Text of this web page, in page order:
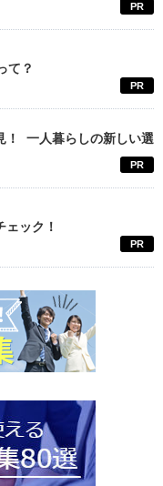
PR
て？
PR
！ 一人暮らしの新しい選
PR
ック！
PR